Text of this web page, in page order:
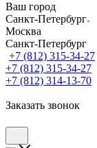
Ваш город
Санкт-Петербург
Москва
Санкт-Петербург
+7 (812) 315-34-27
+7 (812) 315-34-27
+7 (812) 314-13-70
Заказать звонок